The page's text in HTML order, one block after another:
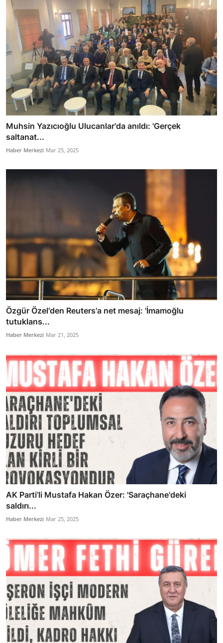
Muhsin Yazıcıoğlu Ulucanlar'da anıldı: 'Gerçek
saltanat...
Haber Merkezi Mar 25, 2025
Özgür Özel'den Reuters'a net mesaj: 'İmamoğlu
tutuklans...
Haber Merkezi Mar 21, 2025
AK Parti’li Mustafa Hakan Özer: 'Saraçhane'deki
saldırı...
Haber Merkezi Mar 25, 2025